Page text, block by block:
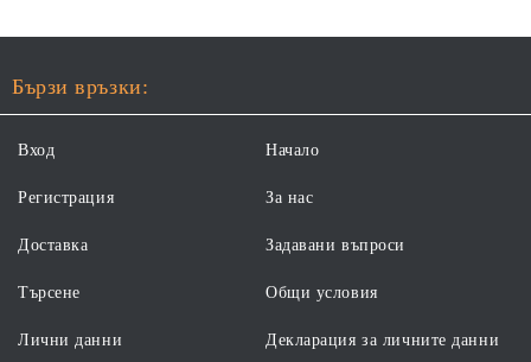
Бързи връзки:
Вход
Регистрация
Доставка
Търсене
Начало
За нас
Задавани въпроси
Общи условия
Лични данни Декларация за личните данни